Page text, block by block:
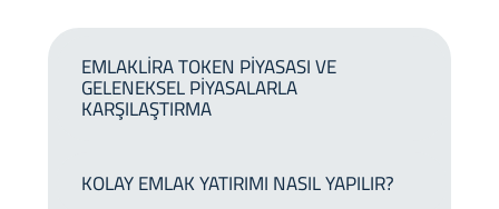
EMLAKLİRA TOKEN PİYASASI VE
GELENEKSEL PİYASALARLA
KARŞILAŞTIRMA
KOLAY EMLAK YATIRIMI NASIL YAPILIR?